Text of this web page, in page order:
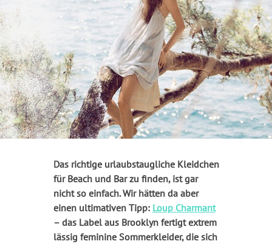
Das richtige urlaubstaugliche Kleidchen
für Beach und Bar zu finden, ist gar
nicht so einfach. Wir hätten da aber
einen ultimativen Tipp: Loup Charmant
– das Label aus Brooklyn fertigt extrem
lässig feminine Sommerkleider, die sich